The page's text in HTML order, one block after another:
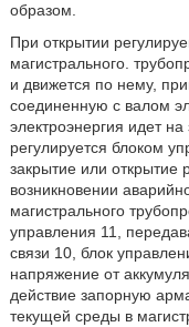
образом.
При открытии
магистрального.
и движется по нему,
соединенную с валом
электроэнергия идет
регулируется блоком
закрытие или открытие
возникновении
магистрального
управления 11,
связи 10, блок
напряжение от
действие запорную
текущей среды в